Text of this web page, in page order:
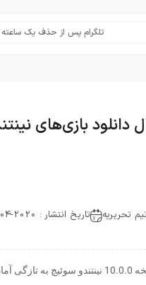
تلگرام پس از حذف یک ساعته به اپ
دانلود بازی‌های
تیم تحریریه تاریخ انتشار : 2020-04-14
آپدیت فریم ویر نسخه 10.0.0